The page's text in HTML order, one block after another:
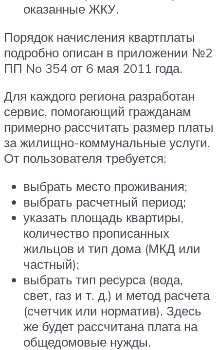
оказанные ЖКУ.
Порядок начисления квартплаты
подробно описан в приложении №2
ПП No 354 от 6 мая 2011 года.
Для каждого региона разработан
сервис, помогающий гражданам
примерно рассчитать размер платы
за жилищно-коммунальные услуги.
От пользователя требуется:
выбрать место проживания;
выбрать расчетный период;
указать площадь квартиры,
количество прописанных
жильцов и тип дома (МКД или
частный);
выбрать тип ресурса (вода,
свет, газ и т. д.) и метод расчета
(счетчик или норматив). Здесь
же будет рассчитана плата на
общедомовые нужды.